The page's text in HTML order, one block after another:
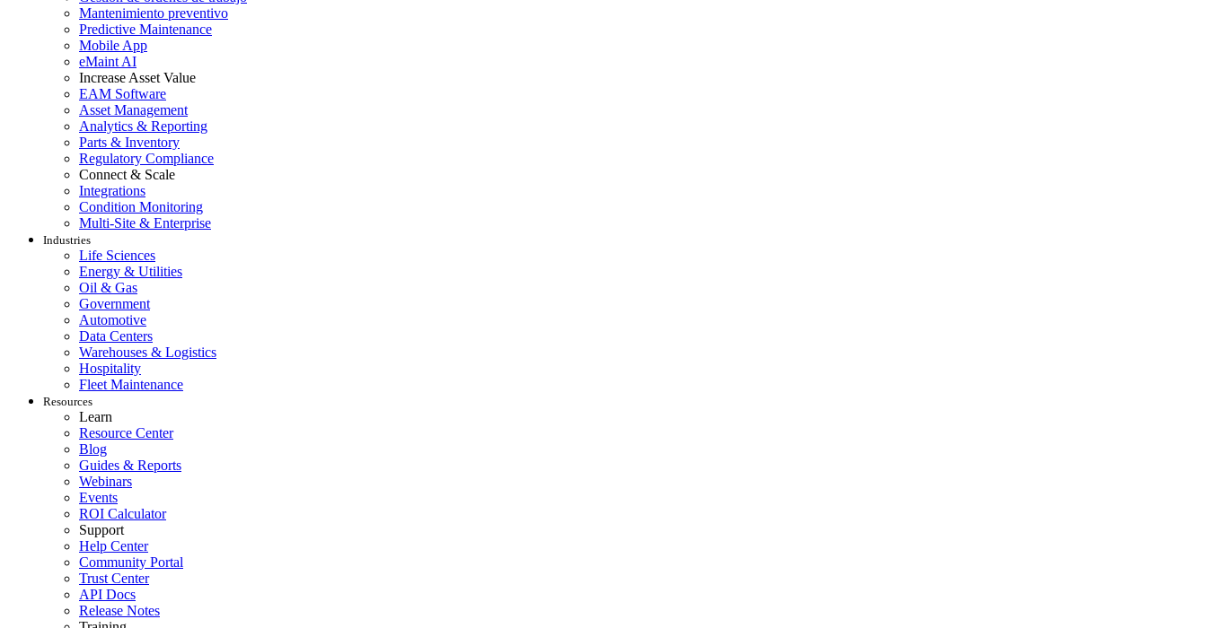
Mantenimiento preventivo
Predictive Maintenance
Mobile App
eMaint AI
Increase Asset Value
EAM Software
Asset Management
Analytics & Reporting
Parts & Inventory
Regulatory Compliance
Connect & Scale
Integrations
Condition Monitoring
Multi-Site & Enterprise
Industries
Life Sciences
Energy & Utilities
Oil & Gas
Government
Automotive
Data Centers
Warehouses & Logistics
Hospitality
Fleet Maintenance
Resources
Learn
Resource Center
Blog
Guides & Reports
Webinars
Events
ROI Calculator
Support
Help Center
Community Portal
Trust Center
API Docs
Release Notes